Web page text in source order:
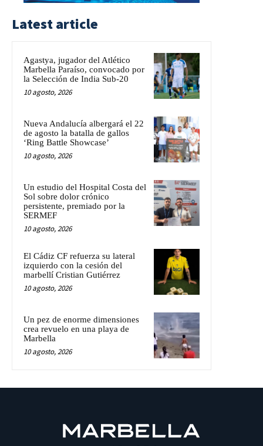
Latest article
Agastya, jugador del Atlético
Marbella Paraíso, convocado por
la Selección de India Sub-20
10 agosto, 2026
Nueva Andalucía albergará el 22
de agosto la batalla de gallos
‘Ring Battle Showcase’
10 agosto, 2026
Un estudio del Hospital Costa del
Sol sobre dolor crónico
persistente, premiado por la
SERMEF
10 agosto, 2026
El Cádiz CF refuerza su lateral
izquierdo con la cesión del
marbellí Cristian Gutiérrez
10 agosto, 2026
Un pez de enorme dimensiones
crea revuelo en una playa de
Marbella
10 agosto, 2026